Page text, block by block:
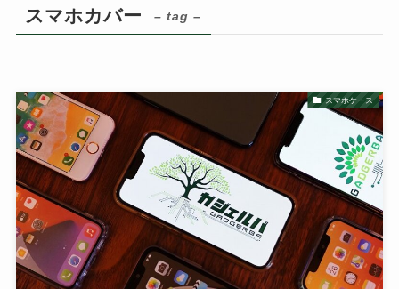
スマホカバー – tag –
スマホケース